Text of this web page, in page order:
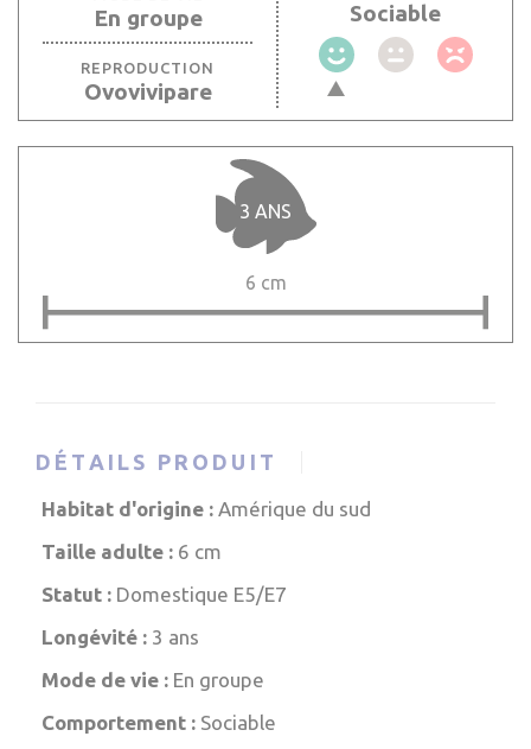
En groupe
REPRODUCTION
Ovovivipare
Sociable
3 ANS
6 cm
DÉTAILS PRODUIT
Habitat d'origine : Amérique du sud
Taille adulte : 6 cm
Statut : Domestique E5/E7
Longévité : 3 ans
Mode de vie : En groupe
Comportement : Sociable